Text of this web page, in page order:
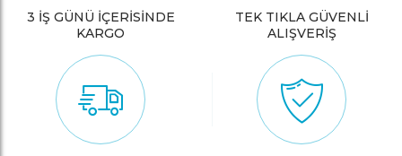
3 İŞ GÜNÜ İÇERİSİNDE
KARGO
TEK TIKLA GÜVENLİ
ALIŞVERİŞ